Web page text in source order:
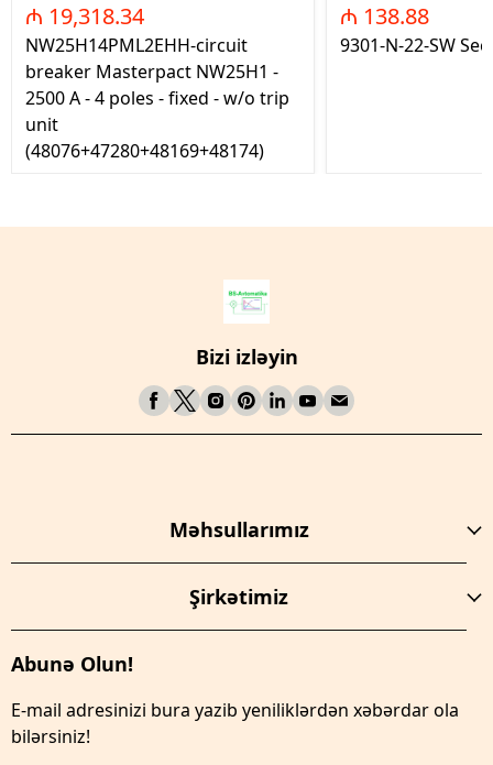
₼ 19,318.34
NW25H14PML2EHH-circuit
breaker Masterpact NW25H1 -
2500 A - 4 poles - fixed - w/o trip
unit
(48076+47280+48169+48174)
₼ 138.88
9301-N-22-SW
Bizi izləyin
Məhsullarımız
Şirkətimiz
Abunə Olun!
E-mail adresinizi bura yazib yeniliklərdən xəbərdar ola
bilərsiniz!